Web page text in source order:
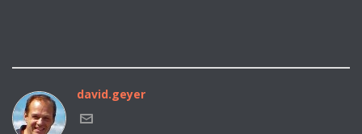
david.geyer